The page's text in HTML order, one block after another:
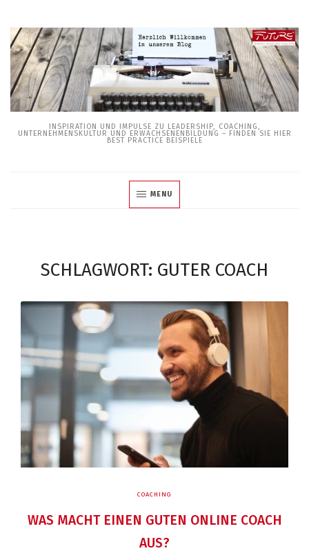
Skip
to
content
INSPIRATION UND IMPULSE ZU LEADERSHIP, COACHING,
UNTERNEHMENSKULTUR UND ERWACHSENENBILDUNG – FINDEN SIE HIER
BEST PRACTICE BEISPIELE
MENU
SCHLAGWORT: GUTER COACH
COACHING
WAS MACHT EINEN GUTEN ONLINE COACH
AUS?